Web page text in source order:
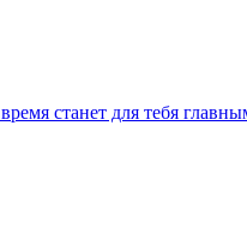
станет для тебя